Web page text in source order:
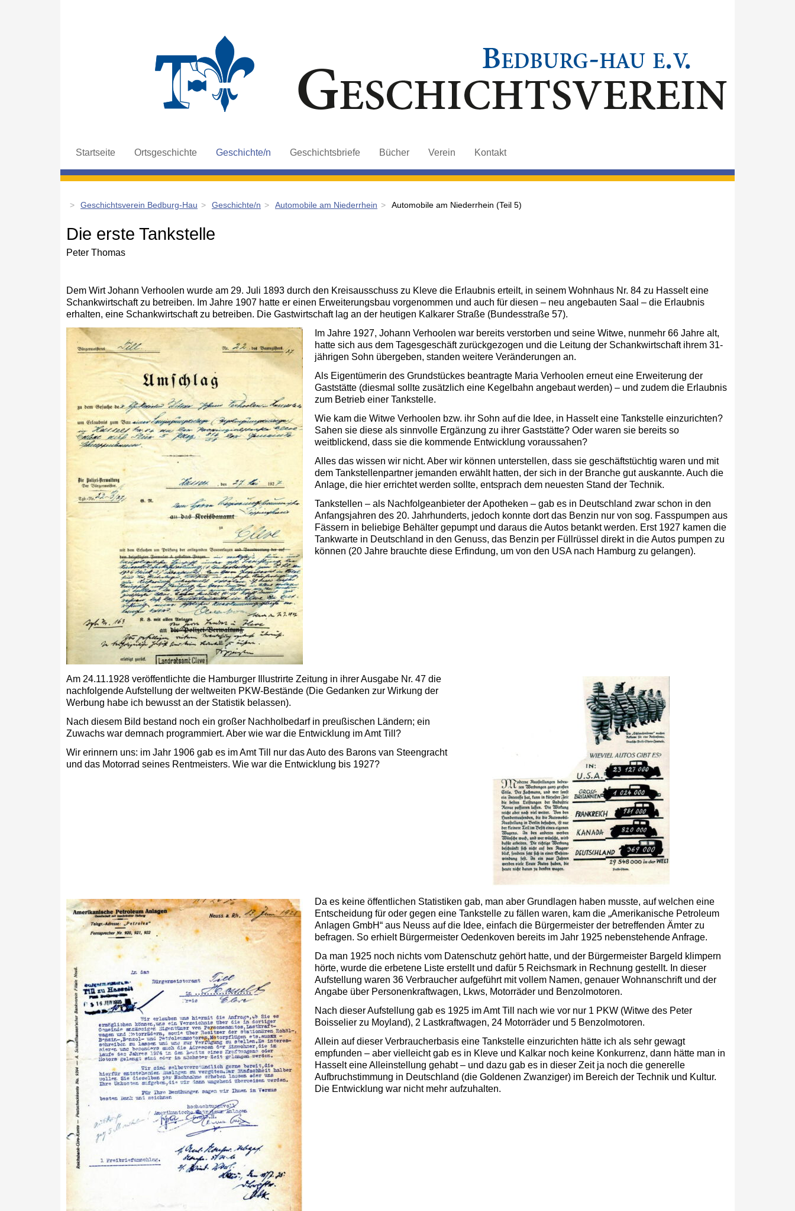
überspringen
Startseite Ortsgeschichte Geschichte/n Geschichtsbriefe Bücher Verein Kontakt
Geschichtsverein Bedburg-Hau Geschichte/n Automobile am Niederrhein Automobile am Niederrhein (Teil 5)
Die erste Tankstelle
Peter Thomas
Dem Wirt Johann Verhoolen wurde am 29. Juli 1893 durch den Kreisausschuss zu Kleve die Erlaubnis erteilt, in seinem Wohnhaus Nr. 84 zu Hasselt eine
Schankwirtschaft zu betreiben. Im Jahre 1907 hatte er einen Erweiterungsbau vorgenommen und auch für diesen – neu angebauten Saal – die Erlaubnis
erhalten, eine Schankwirtschaft zu betreiben. Die Gastwirtschaft lag an der heutigen Kalkarer Straße (Bundesstraße 57).
Im Jahre 1927, Johann Verhoolen war bereits verstorben und seine Witwe, nunmehr 66 Jahre alt,
hatte sich aus dem Tagesgeschäft zurückgezogen und die Leitung der Schankwirtschaft ihrem 31-
jährigen Sohn übergeben, standen weitere Veränderungen an.
Als Eigentümerin des Grundstückes beantragte Maria Verhoolen erneut eine Erweiterung der
Gaststätte (diesmal sollte zusätzlich eine Kegelbahn angebaut werden) – und zudem die Erlaubnis
zum Betrieb einer Tankstelle.
Wie kam die Witwe Verhoolen bzw. ihr Sohn auf die Idee, in Hasselt eine Tankstelle einzurichten?
Sahen sie diese als sinnvolle Ergänzung zu ihrer Gaststätte? Oder waren sie bereits so
weitblickend, dass sie die kommende Entwicklung voraussahen?
Alles das wissen wir nicht. Aber wir können unterstellen, dass sie geschäftstüchtig waren und mit
dem Tankstellenpartner jemanden erwählt hatten, der sich in der Branche gut auskannte. Auch die
Anlage, die hier errichtet werden sollte, entsprach dem neuesten Stand der Technik.
Tankstellen – als Nachfolgeanbieter der Apotheken – gab es in Deutschland zwar schon in den
Anfangsjahren des 20. Jahrhunderts, jedoch konnte dort das Benzin nur von sog. Fasspumpen aus
Fässern in beliebige Behälter gepumpt und daraus die Autos betankt werden. Erst 1927 kamen die
Tankwarte in Deutschland in den Genuss, das Benzin per Füllrüssel direkt in die Autos pumpen zu
können (20 Jahre brauchte diese Erfindung, um von den USA nach Hamburg zu gelangen).
Am 24.11.1928 veröffentlichte die Hamburger Illustrirte Zeitung in ihrer Ausgabe Nr. 47 die
nachfolgende Aufstellung der weltweiten PKW-Bestände (Die Gedanken zur Wirkung der
Werbung habe ich bewusst an der Statistik belassen).
Nach diesem Bild bestand noch ein großer Nachholbedarf in preußischen Ländern; ein
Zuwachs war demnach programmiert. Aber wie war die Entwicklung im Amt Till?
Wir erinnern uns: im Jahr 1906 gab es im Amt Till nur das Auto des Barons van Steengracht
und das Motorrad seines Rentmeisters. Wie war die Entwicklung bis 1927?
Da es keine öffentlichen Statistiken gab, man aber Grundlagen haben musste, auf welchen eine
Entscheidung für oder gegen eine Tankstelle zu fällen waren, kam die „Amerikanische Petroleum
Anlagen GmbH“ aus Neuss auf die Idee, einfach die Bürgermeister der betreffenden Ämter zu
befragen. So erhielt Bürgermeister Oedenkoven bereits im Jahr 1925 nebenstehende Anfrage.
Da man 1925 noch nichts vom Datenschutz gehört hatte, und der Bürgermeister Bargeld klimpern
hörte, wurde die erbetene Liste erstellt und dafür 5 Reichsmark in Rechnung gestellt. In dieser
Aufstellung waren 36 Verbraucher aufgeführt mit vollem Namen, genauer Wohnanschrift und der
Angabe über Personenkraftwagen, Lkws, Motorräder und Benzolmotoren.
Nach dieser Aufstellung gab es 1925 im Amt Till nach wie vor nur 1 PKW (Witwe des Peter
Boisselier zu Moyland), 2 Lastkraftwagen, 24 Motorräder und 5 Benzolmotoren.
Allein auf dieser Verbraucherbasis eine Tankstelle einzurichten hätte ich als sehr gewagt
empfunden – aber vielleicht gab es in Kleve und Kalkar noch keine Konkurrenz, dann hätte man in
Hasselt eine Alleinstellung gehabt – und dazu gab es in dieser Zeit ja noch die generelle
Aufbruchstimmung in Deutschland (die Goldenen Zwanziger) im Bereich der Technik und Kultur.
Die Entwicklung war nicht mehr aufzuhalten.